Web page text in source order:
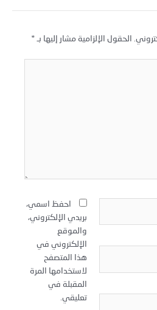
الحقول الإلزامية مشار إليها بـ
احفظ اسمي،
بريدي الإلكتروني،
والموقع
الإلكتروني في
هذا المتصفح
لاستخدامها المرة
المقبلة في
تعليقي.